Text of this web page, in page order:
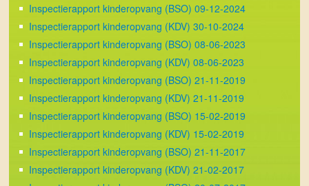
Inspectierapport kinderopvang (BSO) 09-12-2024
Inspectierapport kinderopvang (KDV) 30-10-2024
Inspectierapport kinderopvang (BSO) 08-06-2023
Inspectierapport kinderopvang (KDV) 08-06-2023
Inspectierapport kinderopvang (BSO) 21-11-2019
Inspectierapport kinderopvang (KDV) 21-11-2019
Inspectierapport kinderopvang (BSO) 15-02-2019
Inspectierapport kinderopvang (KDV) 15-02-2019
Inspectierapport kinderopvang (BSO) 21-11-2017
Inspectierapport kinderopvang (KDV) 21-02-2017